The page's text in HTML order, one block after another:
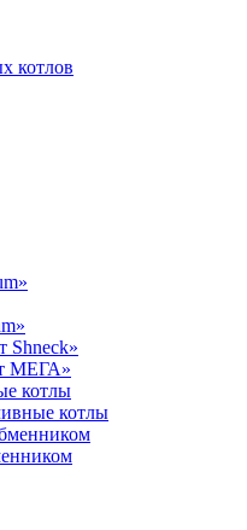
котлов
Shneck»
МЕГА»
котлы
котлы